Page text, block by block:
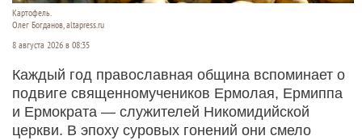
Картофель.
Олег Богданов, altapress.ru
8 августа 2026 в 08:35
Каждый год православная община вспоминает о
подвиге священномучеников Ермолая, Ермиппа
и Ермократа — служителей Никомидийской
церкви. В эпоху суровых гонений они смело